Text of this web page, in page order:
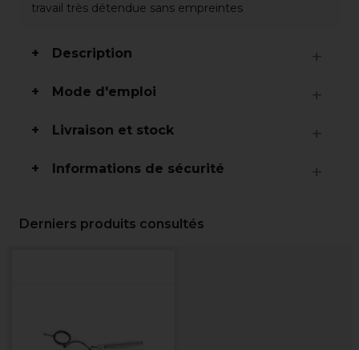
travail très détendue sans empreintes
Description
Mode d'emploi
Livraison et stock
Informations de sécurité
Derniers produits consultés